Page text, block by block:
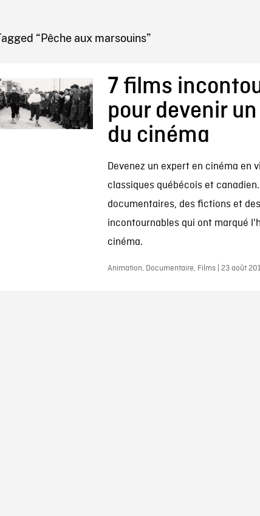
ONF
“Pêche aux marsouins”
7 films
pour devenir
du cinéma
Devenez un expert en cinéma en
classiques québécois et
documentaires, des fictions et
incontournables qui ont marqué
cinéma.
Animation, Documentaire, Films | 23 août